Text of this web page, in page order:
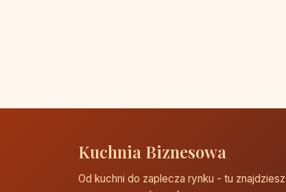
Kuchnia Biznesowa
Od kuchni do zaplecza rynku - tu